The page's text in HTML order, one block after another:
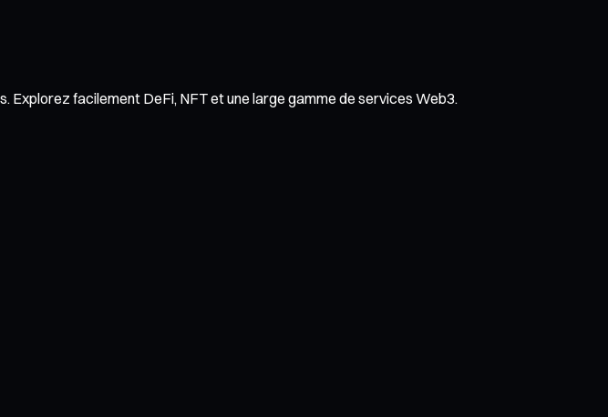
Explorez facilement DeFi, NFT et une large gamme de services Web3.